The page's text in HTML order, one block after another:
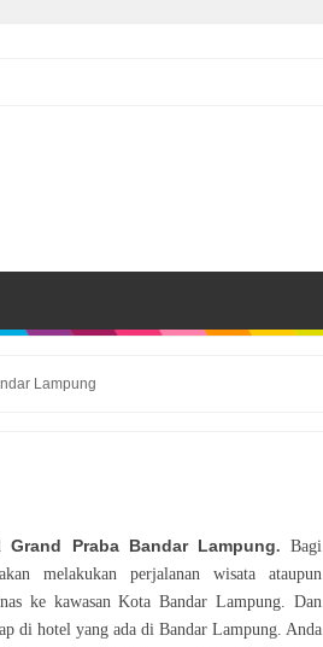
Lampung
Grand Praba Bandar Lampung. Bagi
melakukan perjalanan wisata ataupun
ke kawasan Kota Bandar Lampung. Dan
di hotel yang ada di Bandar Lampung. Anda